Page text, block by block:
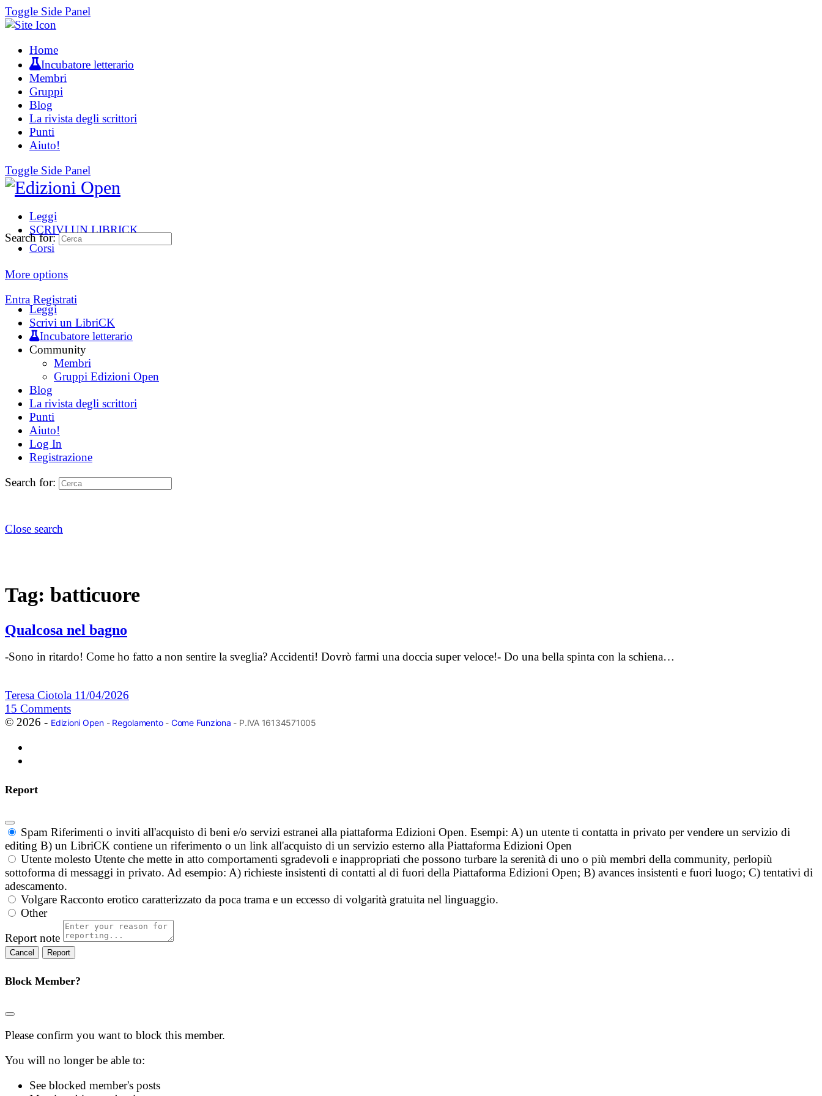
Toggle Side Panel
Home
Incubatore letterario
Membri
Gruppi
Blog
La rivista degli scrittori
Punti
Aiuto!
Toggle Side Panel
Leggi
SCRIVI UN LIBRICK
Corsi
More options
Entra Registrati
Search for:
Leggi
Scrivi un LibriCK
Incubatore letterario
Community
Membri
Gruppi Edizioni Open
Blog
La rivista degli scrittori
Punti
Aiuto!
Log In
Registrazione
Search for:
Close search
Tag: batticuore
Qualcosa nel bagno
-Sono in ritardo! Come ho fatto a non sentire la sveglia? Accidenti! Dovrò farmi una doccia super veloce!- Do una bella spinta con la schiena…
Teresa Ciotola 11/04/2026
15 Comments
© 2026 - Edizioni Open- Regolamento- Come Funziona - P.IVA 16134571005
Report
Spam Riferimenti o inviti all'acquisto di beni e/o servizi estranei alla piattaforma Edizioni Open. Esempi: A) un utente ti contatta in privato per vendere un servizio di
editing B) un LibriCK contiene un riferimento o un link all'acquisto di un servizio esterno alla Piattaforma Edizioni Open
Utente molesto Utente che mette in atto comportamenti sgradevoli e inappropriati che possono turbare la serenità di uno o più membri della community, perlopiù
sottoforma di messaggi in privato. Ad esempio: A) richieste insistenti di contatti al di fuori della Piattaforma Edizioni Open; B) avances insistenti e fuori luogo; C) tentativi di
adescamento.
Volgare Racconto erotico caratterizzato da poca trama e un eccesso di volgarità gratuita nel linguaggio.
Other
Report note
Report
Block Member?
Please confirm you want to block this member.
You will no longer be able to:
See blocked member's posts